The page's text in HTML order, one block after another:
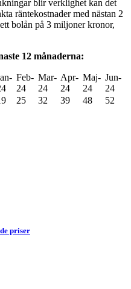
blir verklighet kan det
räntekostnader med nästan 2
bolån på 3 miljoner kronor,
12 månaderna:
Feb-
24
Mar-
24
Apr-
24
Maj-
24
Jun-
24
25 32 39 48 52
priser